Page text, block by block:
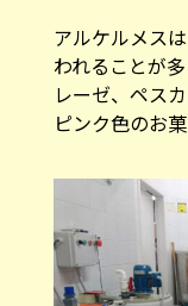
アルケルメス
われることが
レーゼ、ペス
ピンク色のお